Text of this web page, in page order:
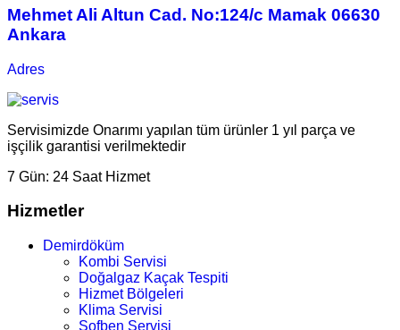
Mehmet Ali Altun Cad. No:124/c Mamak 06630
Ankara
Adres
Servisimizde Onarımı yapılan tüm ürünler 1 yıl parça ve
işçilik garantisi verilmektedir
7 Gün: 24 Saat Hizmet
Hizmetler
Demirdöküm
Kombi Servisi
Doğalgaz Kaçak Tespiti
Hizmet Bölgeleri
Klima Servisi
Şofben Servisi